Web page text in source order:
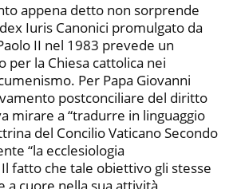
appena detto non sorprende
Iuris Canonici promulgato da
II nel 1983 prevede un
per la Chiesa cattolica nei
Per Papa Giovanni
postconciliare del diritto
mirare a “tradurre in linguaggio
del Concilio Vaticano Secondo
“la ecclesiologia
fatto che tale obiettivo gli stesse